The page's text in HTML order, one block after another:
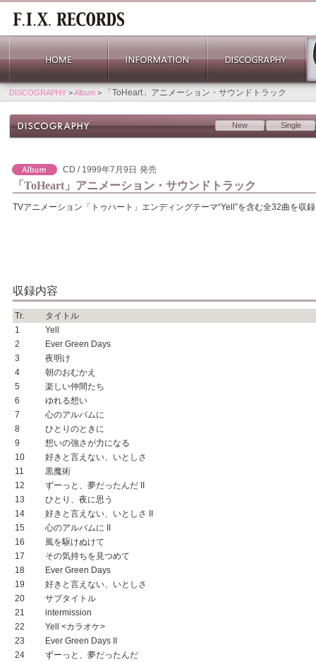
DISCOGRAPHY >Album > 「ToHeart」アニメーション・サウンドトラック
New Single
CD / 1999年7月9日 発売
「ToHeart」アニメーション・サウンドトラック
TVアニメーション「トゥハート」エンディングテーマ“Yell”を含む全32曲を収
収録内容
Tr.
タイトル
1
Yell
2
Ever Green Days
3
夜明け
4
朝のおむかえ
5
楽しい仲間たち
6
ゆれる想い
7
心のアルバムに
8
ひとりのときに
9
想いの強さが力になる
10
好きと言えない、いとしさ
11
黒魔術
12
ずーっと、夢だったんだ II
13
ひとり、夜に思う
14
好きと言えない、いとしさ II
15
心のアルバムに II
16
風を駆けぬけて
17
その気持ちを見つめて
18
Ever Green Days
19
好きと言えない、いとしさ
20
サブタイトル
21
intermission
22
Yell <カラオケ>
23
Ever Green Days II
24
ずーっと、夢だったんだ